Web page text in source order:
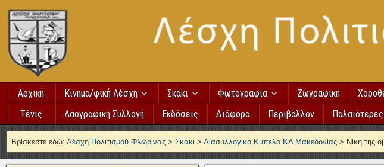
Αρχική Κινημα/φική Λέσχη Σκάκι Φωτογραφία Ζωγραφική
Τένις
Λαογραφική Συλλογή Εκδόσεις Διάφορα Περιβάλλον
Βρίσκεστε εδώ: Λέσχη Πολιτισμού Φλώρινας > Σκάκι > Διασυλλογικό Κύπελο ΚΔ Μακεδονίας > Νίκη της